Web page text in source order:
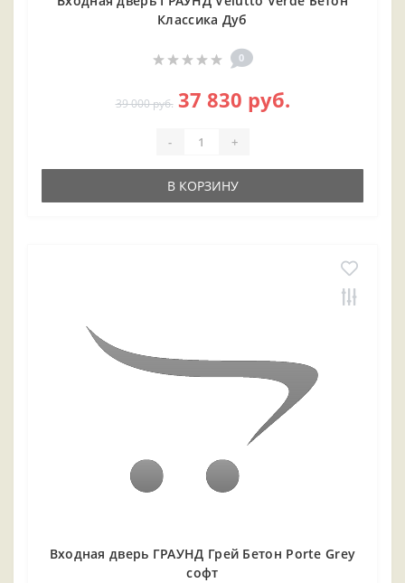
Классика Дуб
0
39 000 руб. 37 830 руб.
- +
В КОРЗИНУ
Входная дверь ГРАУНД Грей Бетон Porte Grey
софт